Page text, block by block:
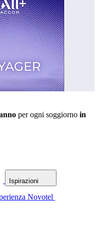
per ogni soggiorno in
Ispirazioni
Novotel